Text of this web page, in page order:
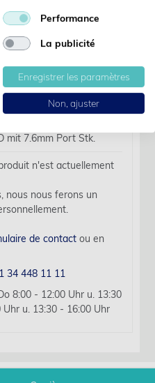
mit 7.6mm Port Stk.
n'est actuellement
nous nous ferons un
de contact ou en
34 448 11 11
8:00 - 12:00 Uhr u. 13:30
u. 13:30 - 16:00 Uhr
Performance
La publicité
Enregistrer les paramètres
Non, ajuster